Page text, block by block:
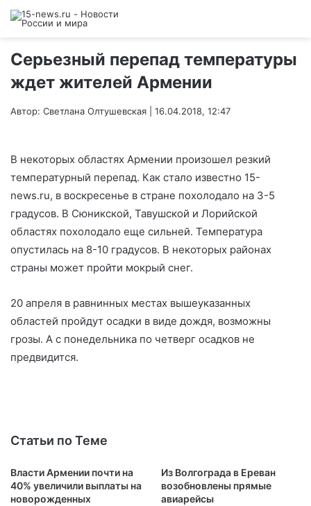
Серьезный перепад температуры
ждет жителей Армении
Автор: Светлана Олтушевская | 16.04.2018, 12:47
В некоторых областях Армении произошел резкий
температурный перепад. Как стало известно 15-
news.ru, в воскресенье в стране похолодало на 3-5
градусов. В Сюникской, Тавушской и Лорийской
областях похолодало еще сильней. Температура
опустилась на 8-10 градусов. В некоторых районах
страны может пройти мокрый снег.
20 апреля в равнинных местах вышеуказанных
областей пройдут осадки в виде дождя, возможны
грозы. А с понедельника по четверг осадков не
предвидится.
Статьи по Теме
Власти Армении почти на
40% увеличили выплаты на
новорожденных
Из Волгограда в Ереван
возобновлены прямые
авиарейсы